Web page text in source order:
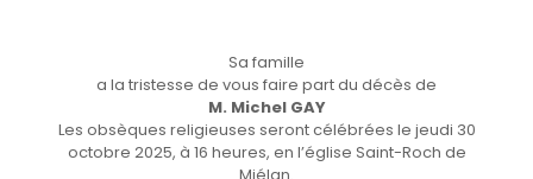
Sa famille
a la tristesse de vous faire part du décès de
M. Michel GAY
Les obsèques religieuses seront célébrées le jeudi 30
octobre 2025, à 16 heures, en l’église Saint-Roch de